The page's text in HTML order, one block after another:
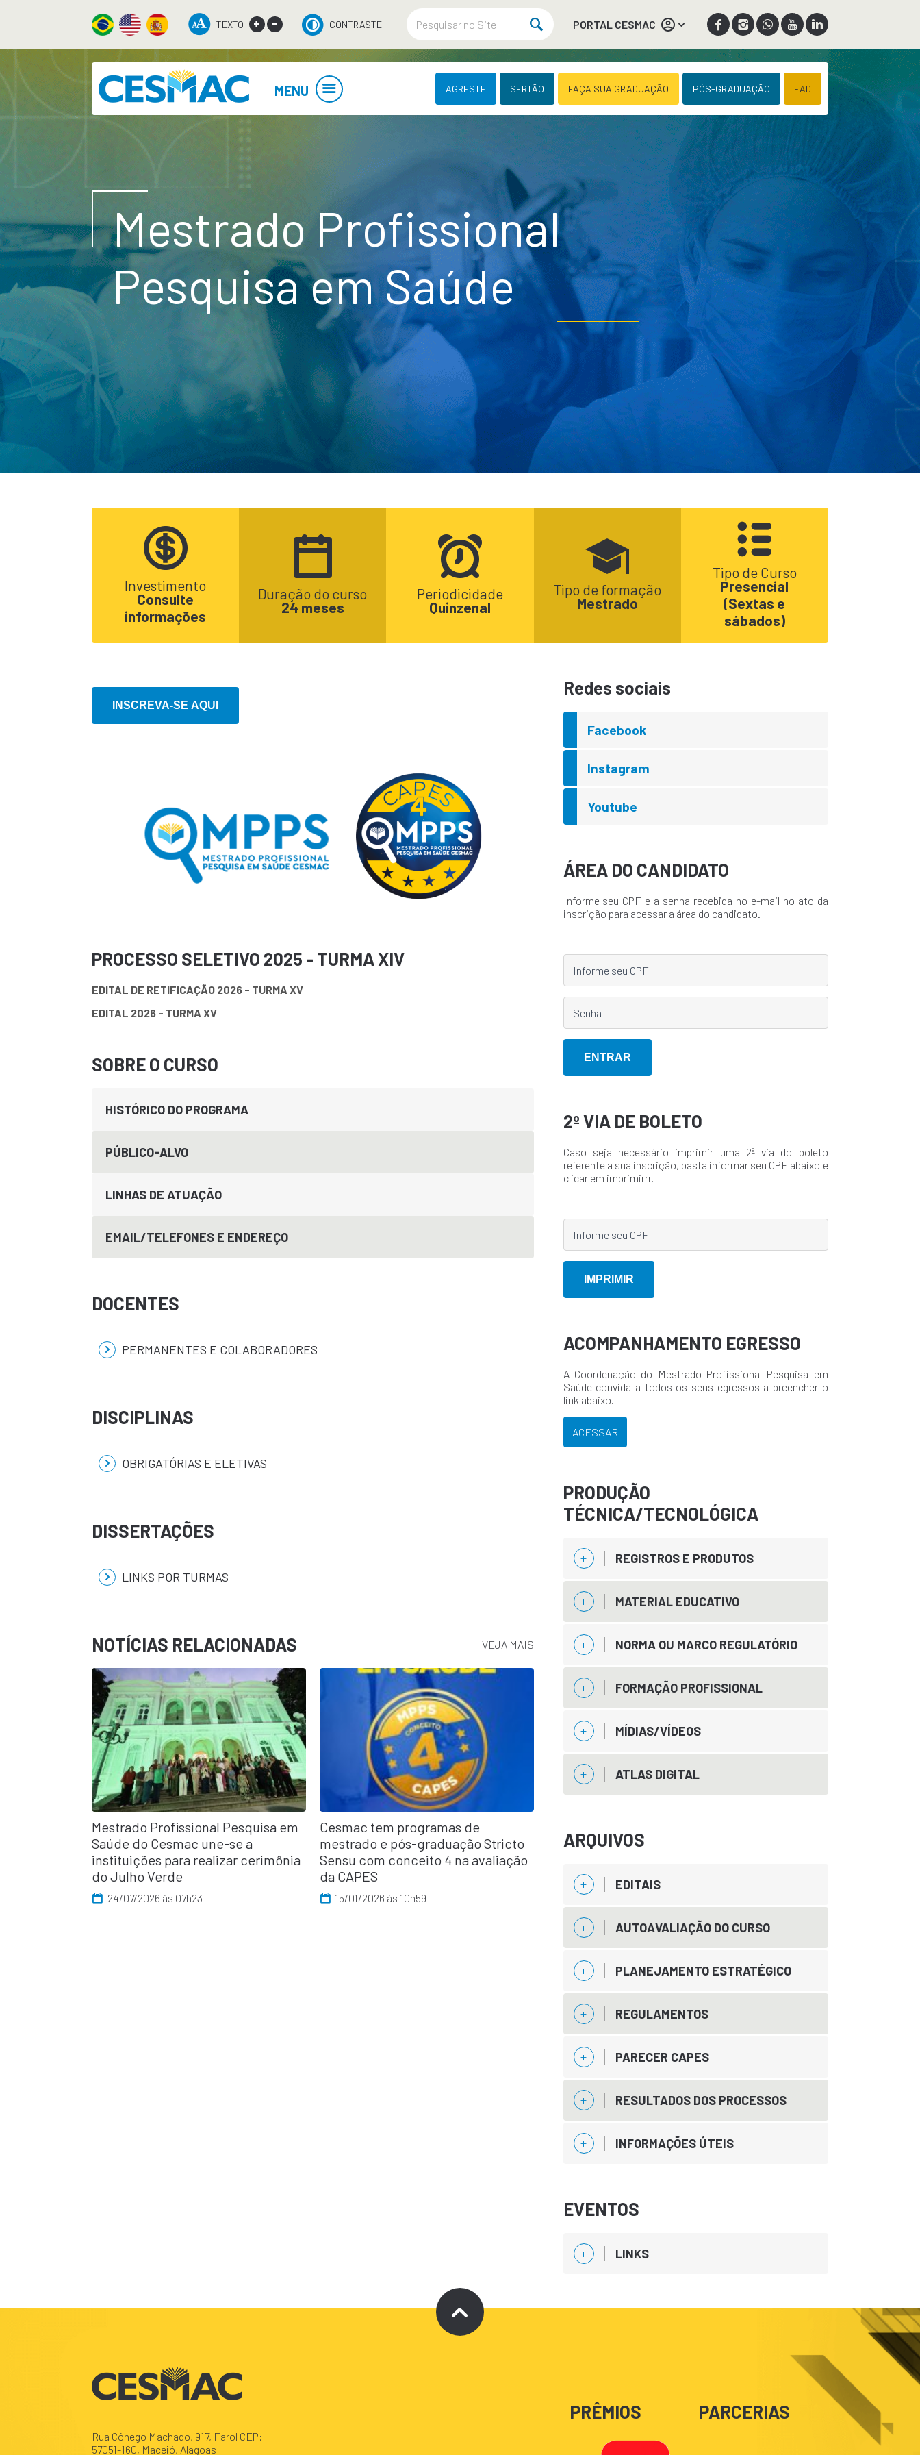
TEXTO + - CONTRASTE PORTAL CESMAC
MENU AGRESTE SERTÃO FAÇA SUA GRADUAÇÃO PÓS-GRADUAÇÃO EAD
Mestrado Profissional
Pesquisa em Saúde
Investimento
Consulte
informações
Duração do curso
24 meses
Periodicidade
Quinzenal
Tipo de formação
Mestrado
Tipo de Curso
Presencial
(Sextas e
sábados)
PROCESSO SELETIVO 2025 - TURMA XIV
EDITAL DE RETIFICAÇÃO 2026 - TURMA XV
EDITAL 2026 - TURMA XV
SOBRE O CURSO
HISTÓRICO DO PROGRAMA
PÚBLICO-ALVO
LINHAS DE ATUAÇÃO
EMAIL/TELEFONES E ENDEREÇO
DOCENTES
PERMANENTES E COLABORADORES
DISCIPLINAS
OBRIGATÓRIAS E ELETIVAS
DISSERTAÇÕES
LINKS POR TURMAS
NOTÍCIAS RELACIONADAS VEJA MAIS
Mestrado Profissional Pesquisa em
Saúde do Cesmac une-se a
instituições para realizar cerimônia
do Julho Verde
24/07/2026 às 07h23
Cesmac tem programas de
mestrado e pós-graduação Stricto
Sensu com conceito 4 na avaliação
da CAPES
15/01/2026 às 10h59
Redes sociais
Facebook
Instagram
Youtube
ÁREA DO CANDIDATO
Informe seu CPF e a senha recebida no e-mail no ato da
inscrição para acessar a área do candidato.
2º VIA DE BOLETO
Caso seja necessário imprimir uma 2ª via do boleto
referente a sua inscrição, basta informar seu CPF abaixo e
clicar em imprimirrr.
ACOMPANHAMENTO EGRESSO
A Coordenação do Mestrado Profissional Pesquisa em
Saúde convida a todos os seus egressos a preencher o
link abaixo.
ACESSAR
PRODUÇÃO
TÉCNICA/TECNOLÓGICA
REGISTROS E PRODUTOS
MATERIAL EDUCATIVO
NORMA OU MARCO REGULATÓRIO
FORMAÇÃO PROFISSIONAL
MÍDIAS/VÍDEOS
ATLAS DIGITAL
ARQUIVOS
EDITAIS
AUTOAVALIAÇÃO DO CURSO
PLANEJAMENTO ESTRATÉGICO
REGULAMENTOS
PARECER CAPES
RESULTADOS DOS PROCESSOS
INFORMAÇÕES ÚTEIS
EVENTOS
LINKS
Rua Cônego Machado, 917, Farol CEP:
57051-160, Maceió, Alagoas
PRÊMIOS PARCERIAS